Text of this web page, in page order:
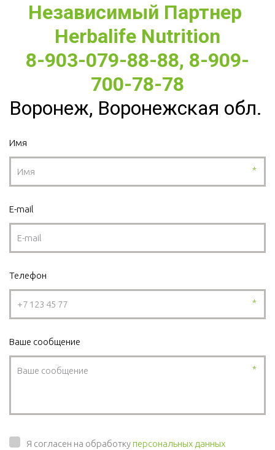
Независимый Партнер
Herbalife Nutrition
8-903-079-88-88, 8-909-
700-78-78
Воронеж, Воронежская обл.
Имя
*
E-mail
Телефон
*
Ваше сообщение
*
Я согласен на обработкуперсональных данных